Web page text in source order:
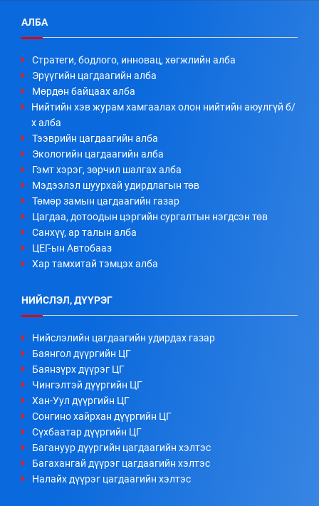
АЛБА
Стратеги, бодлого, инновац, хөгжлийн алба
Эрүүгийн цагдаагийн алба
Мөрдөн байцаах алба
Нийтийн хэв журам хамгаалах олон нийтийн аюулгүй б/
х алба
Тээврийн цагдаагийн алба
Экологийн цагдаагийн алба
Гэмт хэрэг, зөрчил шалгах алба
Мэдээлэл шуурхай удирдлагын төв
Төмөр замын цагдаагийн газар
Цагдаа, дотоодын цэргийн сургалтын нэгдсэн төв
Санхүү, ар талын алба
ЦЕГ-ын Автобааз
Хар тамхитай тэмцэх алба
НИЙСЛЭЛ, ДҮҮРЭГ
Нийслэлийн цагдаагийн удирдах газар
Баянгол дүүргийн ЦГ
Баянзүрх дүүрэг ЦГ
Чингэлтэй дүүргийн ЦГ
Хан-Уул дүүргийн ЦГ
Сонгино хайрхан дүүргийн ЦГ
Сүхбаатар дүүргийн ЦГ
Багануур дүүргийн цагдаагийн хэлтэс
Багахангай дүүрэг цагдаагийн хэлтэс
Налайх дүүрэг цагдаагийн хэлтэс